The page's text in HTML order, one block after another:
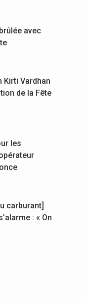
avec
Kirti Vardhan
de la Fête
les
carburant]
: « On